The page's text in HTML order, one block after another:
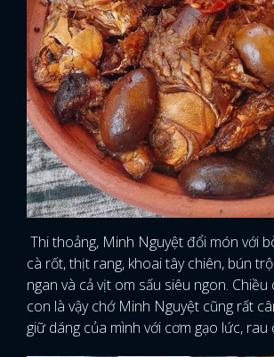
Thi thoảng, Minh Nguyệt đổi món với
cà rốt, thịt rang, khoai tây chiên, bún
ngan và cả vịt om sấu siêu ngon.
con là vậy chớ Minh Nguyệt cũng rất
giữ dáng của mình với cơm gạo lức, rau